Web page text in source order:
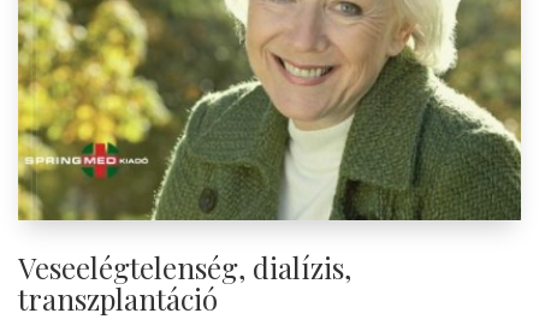
Veseelégtelenség, dialízis,
transzplantáció